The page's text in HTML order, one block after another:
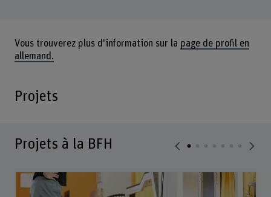
Vous trouverez plus d'information sur la page de profil en
allemand.
Projets
Projets à la BFH